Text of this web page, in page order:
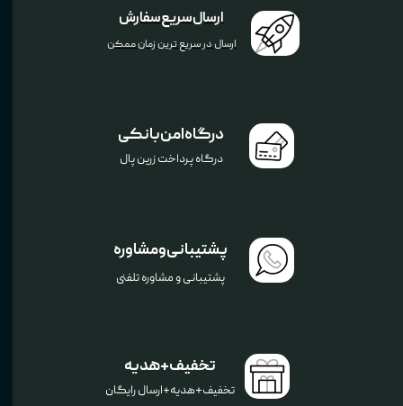
ارسال سریع سفارش
ارسال در سریع ترین زمان ممکن
درگاه امن بانکی
درگاه پرداخت زرین پال
پشتیبانی و مشاوره
پشتیبانی و مشاوره تلفنی
تخفیف+هدیه
تخفیف+هدیه+ارسال رایگان